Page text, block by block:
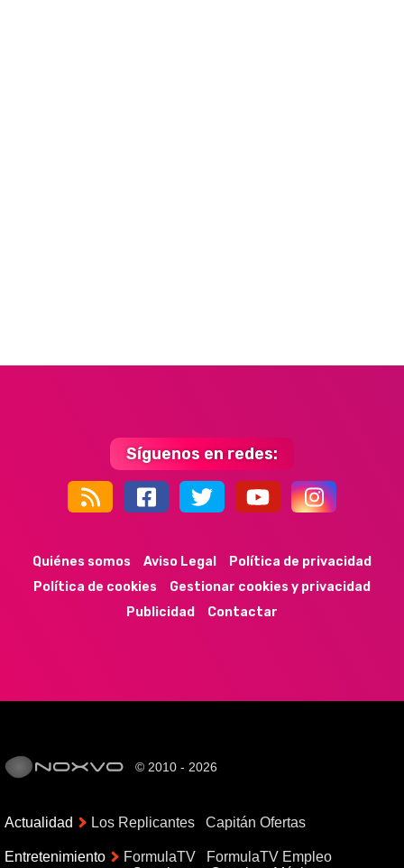
Síguenos en redes:
44k 9k 35k 352
Quiénes somos Aviso Legal
Política de privacidad
Política de cookies
Gestionar cookies y privacidad
Publicidad
Contactar
© 2010 - 2026
Actualidad Los Replicantes Capitán Ofertas
Entretenimiento FormulaTV
FormulaTV Empleo